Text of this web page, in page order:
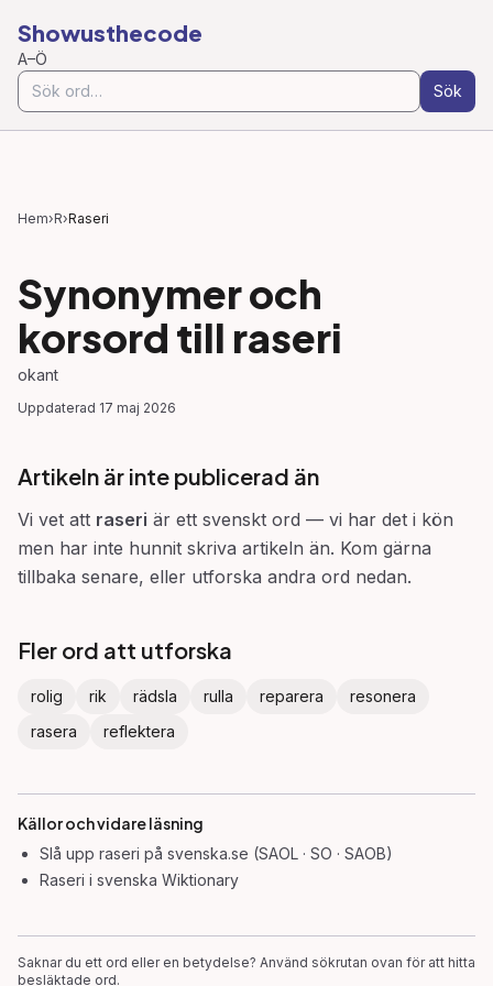
Showusthecode
A–Ö
Sök
Hem›R›Raseri
Synonymer och
korsord till raseri
okant
Uppdaterad 17 maj 2026
Artikeln är inte publicerad än
Vi vet att raseri är ett svenskt ord — vi har det i kön
men har inte hunnit skriva artikeln än. Kom gärna
tillbaka senare, eller utforska andra ord nedan.
Fler ord att utforska
rolig rik rädsla rulla reparera
resonera
rasera
reflektera
Källor och vidare läsning
Slå upp raseri på svenska.se (SAOL · SO · SAOB)
Raseri i svenska Wiktionary
Saknar du ett ord eller en betydelse? Använd sökrutan ovan för att hitta
besläktade ord.